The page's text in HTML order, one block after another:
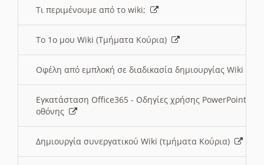
Τι περιμένουμε από το wiki;
Το 1ο μου Wiki (Τμήματα Κούρια)
Οφέλη από εμπλοκή σε διαδικασία δημιουργίας Wiki
Εγκατάσταση Office365 - Οδηγίες χρήσης PowerPoint
οθόνης
Δημιουργία συνεργατικού Wiki (τμήματα Κούρια)